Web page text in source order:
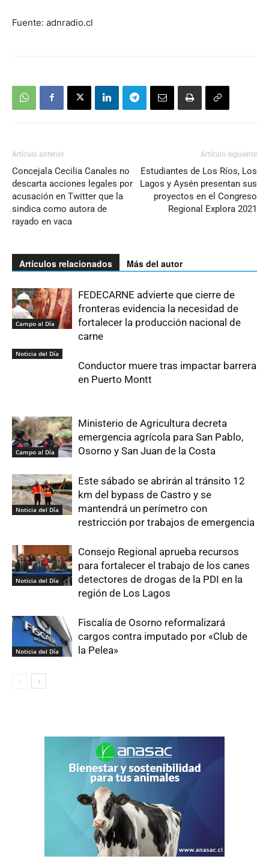
Fuente: adnradio.cl
Artículo anterior
Concejala Cecilia Canales no
descarta acciones legales por
acusación en Twitter que la
sindica como autora de
rayado en vaca
Artículo siguiente
Estudiantes de Los Ríos, Los
Lagos y Aysén presentan sus
proyectos en el Congreso
Regional Explora 2021
Artículos relacionados Más del autor
Campo al Día
FEDECARNE advierte que cierre de
fronteras evidencia la necesidad de
fortalecer la producción nacional de
carne
Noticia del Día
Conductor muere tras impactar barrera
en Puerto Montt
Campo al Día
Ministerio de Agricultura decreta
emergencia agrícola para San Pablo,
Osorno y San Juan de la Costa
Noticia del Día
Este sábado se abrirán al tránsito 12
km del bypass de Castro y se
mantendrá un perímetro con
restricción por trabajos de emergencia
Noticia del Día
Consejo Regional aprueba recursos
para fortalecer el trabajo de los canes
detectores de drogas de la PDI en la
región de Los Lagos
Noticia del Día
Fiscalía de Osorno reformalizará
cargos contra imputado por «Club de
la Pelea»